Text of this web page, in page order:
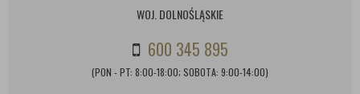
WOJ. DOLNOŚLĄSKIE
600 345 895
(PON - PT: 8:00-18:00; SOBOTA: 9:00-14:00)